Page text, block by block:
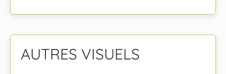
AUTRES VISUELS